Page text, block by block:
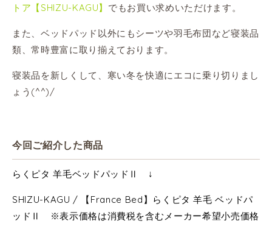
トア【SHIZU-KAGU】 でもお買い求めいただけます。
また、ベッドパッド以外にもシーツや羽毛布団など寝装品
類、常時豊富に取り揃えております。
寝装品を新しくして、寒い冬を快適にエコに乗り切りまし
ょう(^^)/
今回ご紹介した商品
らくピタ 羊毛ベッドパッドⅡ ↓
SHIZU-KAGU / 【France Bed】らくピタ 羊毛 ベッドパ
ッドⅡ ※表示価格は消費税を含むメーカー希望小売価格